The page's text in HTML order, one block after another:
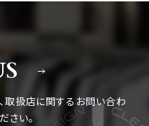
取扱店に関するお問い合わ
さい。